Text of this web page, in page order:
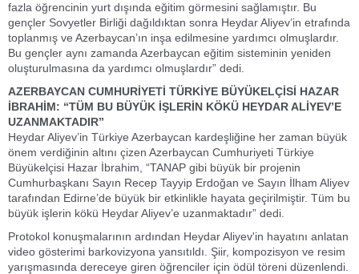
fazla öğrencinin yurt dışında eğitim görmesini sağlamıştır. Bu
gençler Sovyetler Birliği dağıldıktan sonra Heydar Aliyev’in etrafında
toplanmış ve Azerbaycan’ın inşa edilmesine yardımcı olmuşlardır.
Bu gençler aynı zamanda Azerbaycan eğitim sisteminin yeniden
oluşturulmasına da yardımcı olmuşlardır” dedi.
AZERBAYCAN CUMHURİYETİ TÜRKİYE BÜYÜKELÇİSİ HAZAR
İBRAHİM: “TÜM BU BÜYÜK İŞLERİN KÖKÜ HEYDAR ALİYEV’E
UZANMAKTADIR”
Heydar Aliyev’in Türkiye Azerbaycan kardeşliğine her zaman büyük
önem verdiğinin altını çizen Azerbaycan Cumhuriyeti Türkiye
Büyükelçisi Hazar İbrahim, “TANAP gibi büyük bir projenin
Cumhurbaşkanı Sayın Recep Tayyip Erdoğan ve Sayın İlham Aliyev
tarafından Edirne’de büyük bir etkinlikle hayata geçirilmiştir. Tüm bu
büyük işlerin kökü Heydar Aliyev’e uzanmaktadır” dedi.
Protokol konuşmalarının ardından Heydar Aliyev'in hayatını anlatan
video gösterimi barkovizyona yansıtıldı. Şiir, kompozisyon ve resim
yarışmasında dereceye giren öğrenciler için ödül töreni düzenlendi.